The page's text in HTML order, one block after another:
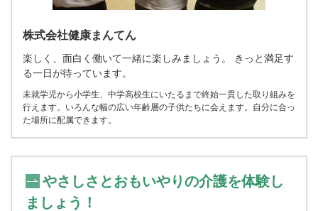
株式会社健康まんてん
楽しく、面白く働いて一緒に楽しみましょう。 きっと満足す
る一日が待っています。
未就学児から小学生、中学高校生にいたるまで終始一貫した取り組みを
行えます。いろんな幅の広い年齢層の子供たちに会えます。自分に合っ
た場所に配属できます。
やさしさとおもいやりの介護を体験し
ましょう！